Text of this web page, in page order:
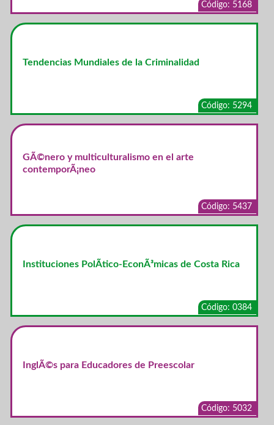
Código: 5168
Tendencias Mundiales de la Criminalidad
Código: 5294
GÃ©nero y multiculturalismo en el arte
contemporÃ¡neo
Código: 5437
Instituciones PolÃ­tico-EconÃ³micas de Costa Rica
Código: 0384
InglÃ©s para Educadores de Preescolar
Código: 5032